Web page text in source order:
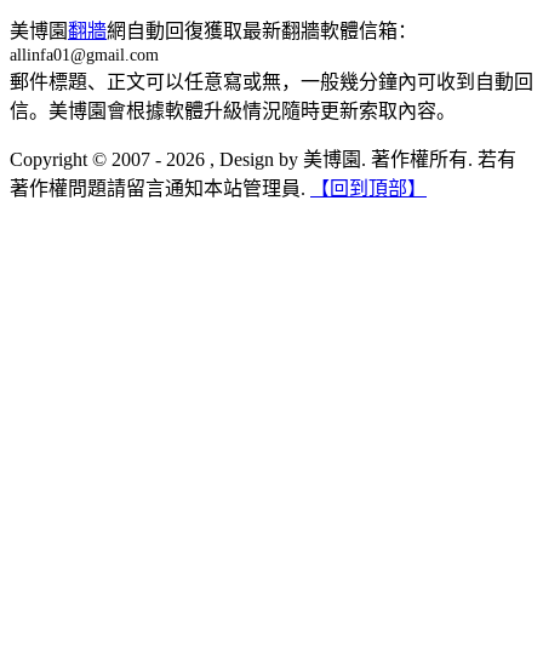
美博園翻牆網自動回復獲取最新翻牆軟體信箱：
allinfa01@gmail.com
郵件標題、正文可以任意寫或無，一般幾分鐘內可收到自動回
信。美博園會根據軟體升級情況隨時更新索取內容。
Copyright © 2007 - 2026 , Design by 美博園. 著作權所有. 若有
著作權問題請留言通知本站管理員.
【回到頂部】